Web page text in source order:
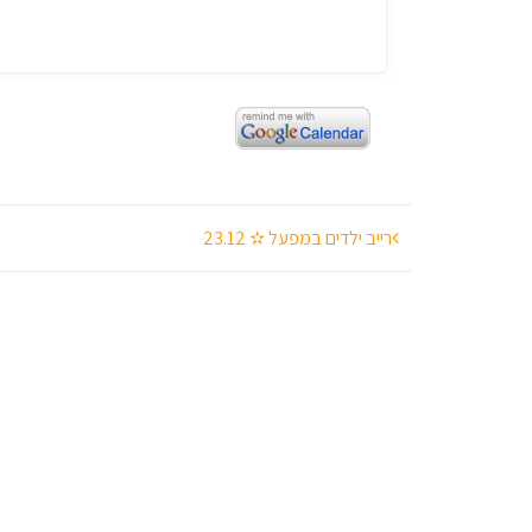
ניווט
רייב ילדים במפעל ✫ 23.12